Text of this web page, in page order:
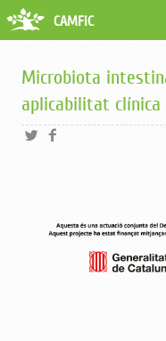
Qui som
Fes-te soci
Activitats
Borsa de treball
CAMFiC
Microbiota
aplicabilitat clínica